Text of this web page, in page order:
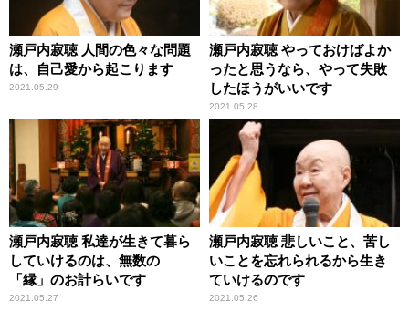
瀬戸内寂聴 人間の色々な問題
は、自己愛から起こります
2021.05.29
瀬戸内寂聴 やっておけばよか
ったと思うなら、やって失敗
したほうがいいです
2021.05.28
瀬戸内寂聴 私達が生きて暮ら
していけるのは、無数の
「縁」のお計らいです
2021.05.27
瀬戸内寂聴 悲しいこと、苦し
いことを忘れられるから生き
ていけるのです
2021.05.26